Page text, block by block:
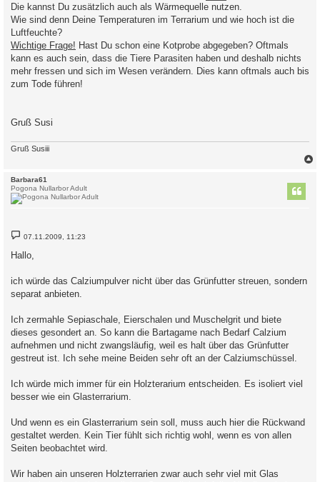
Die kannst Du zusätzlich auch als Wärmequelle nutzen.
Wie sind denn Deine Temperaturen im Terrarium und wie hoch ist die
Luftfeuchte?
Wichtige Frage! Hast Du schon eine Kotprobe abgegeben? Oftmals
kann es auch sein, dass die Tiere Parasiten haben und deshalb nichts
mehr fressen und sich im Wesen verändern. Dies kann oftmals auch bis
zum Tode führen!
Gruß Susi
Gruß Susiii
Barbara61
Pogona Nullarbor Adult
B
e
i
t
g
07.11.2009, 11:23
Hallo,
ich würde das Calziumpulver nicht über das Grünfutter streuen, sondern
separat anbieten.
Ich zermahle Sepiaschale, Eierschalen und Muschelgrit und biete
dieses gesondert an. So kann die Bartagame nach Bedarf Calzium
aufnehmen und nicht zwangsläufig, weil es halt über das Grünfutter
gestreut ist. Ich sehe meine Beiden sehr oft an der Calziumschüssel.
Ich würde mich immer für ein Holzterarium entscheiden. Es isoliert viel
besser wie ein Glasterrarium.
Und wenn es ein Glasterrarium sein soll, muss auch hier die Rückwand
gestaltet werden. Kein Tier fühlt sich richtig wohl, wenn es von allen
Seiten beobachtet wird.
Wir haben ain unseren Holzterrarien zwar auch sehr viel mit Glas